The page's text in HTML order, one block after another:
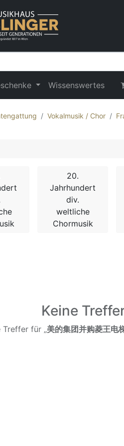
Wissenswertes
Vokalmusik / Chor
20.
Jahrhundert
div.
weltliche
Chormusik
Keine
Treffer für „美的集团并购菱王电